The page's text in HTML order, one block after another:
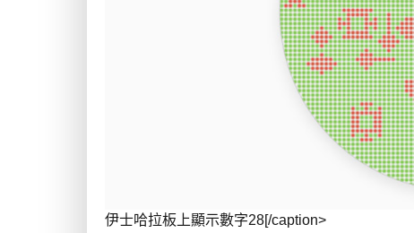
伊士哈拉板上顯示數字28[/caption>